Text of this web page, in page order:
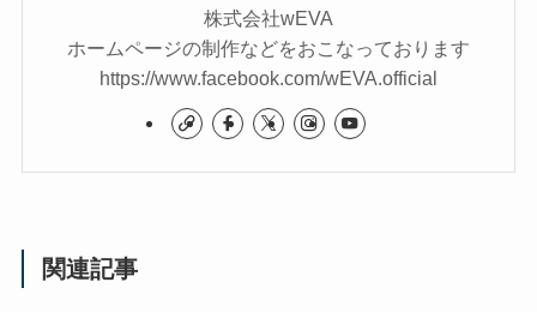
株式会社wEVA
ホームページの制作などをおこなっております
https://www.facebook.com/wEVA.official
関連記事